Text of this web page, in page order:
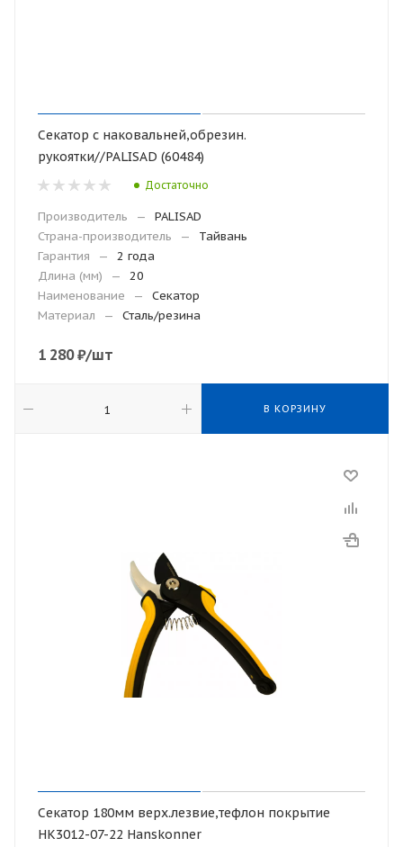
Секатор с наковальней,обрезин.
рукоятки//PALISAD (60484)
Достаточно
Производитель —
PALISAD
Страна-производитель
—
Тайвань
Гарантия
—
2 года
Длина (мм)
—
20
Наименование
—
Секатор
Материал
— Сталь/резина
1 280₽/шт
В КОРЗИНУ
Секатор 180мм верх.лезвие,тефлон покрытие
НК3012-07-22 Hanskonner